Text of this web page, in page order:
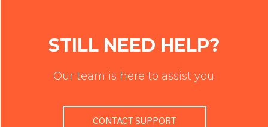
STILL NEED HELP?
Our team is here to assist you.
CONTACT SUPPORT